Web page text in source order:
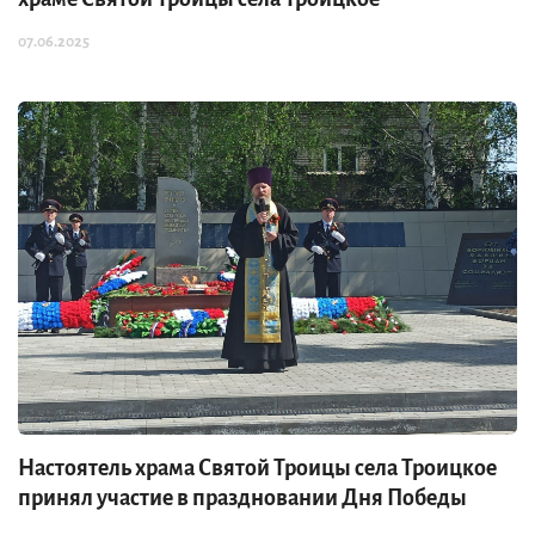
Отца; слово наше ‒ образ Сына; дух ‒ образ Святого Духа... Ум
всякая мысль имеет свой дух».
Внутри Святой Нераздельной Троицы ‒ Триипостасная
Божественная жизнь, не три отдельных Бога, а Три Ипостаси,
живущие полным Единством Любви. Эта Любовь такой
абсолютной силы и степени, что Троица, является Единицей, и не
возможно никакое Ее разделение. Но, касаясь подобных
вопросов, мы должны понимать, что ответы на них превышают
возможности нашего понимания».
Хорошей иллюстрацией к этой смиренной мысли почтенного
профессора является одна из легенд, связанная с жизнью
известного епископа и богослова IV века блаженного Августина.
Однажды он, размышляя над тайной Святой Троицы,
в песке и переливающего туда воду, которую он зачерпывал
раковиной из моря. Удивленный епископ спросил ребенка,
07.06.2025
Настоятель храма Святой Троицы села Троицкое
принял участие в праздновании Дня Победы